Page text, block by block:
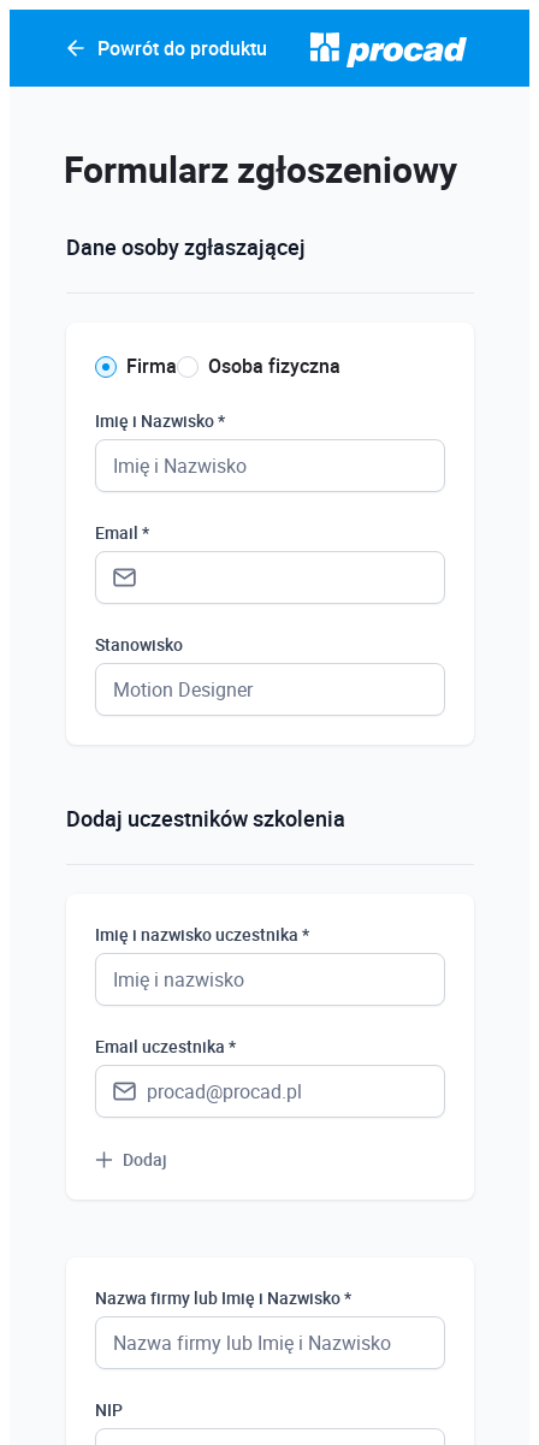
Powrót do produktu
Formularz zgłoszeniowy
Dane osoby zgłaszającej
Firma Osoba fizyczna
Imię i Nazwisko *
Email *
Stanowisko
Dodaj uczestników szkolenia
Imię i nazwisko uczestnika *
Email uczestnika *
Dodaj
Nazwa firmy lub Imię i Nazwisko *
NIP
Uczeń
Bezrobotny